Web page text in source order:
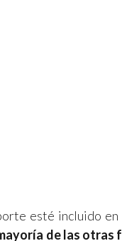
esté incluido en
de las